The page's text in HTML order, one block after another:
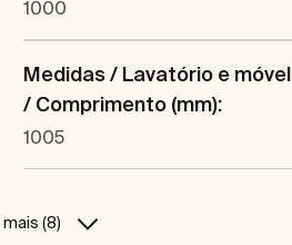
1000
Medidas / Lavatório e móvel
/ Comprimento (mm):
1005
(8)